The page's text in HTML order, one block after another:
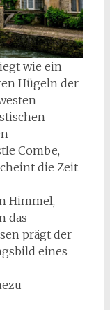
wie ein
Hügeln der
Combe,
die Zeit
Himmel,
das
prägt der
eines